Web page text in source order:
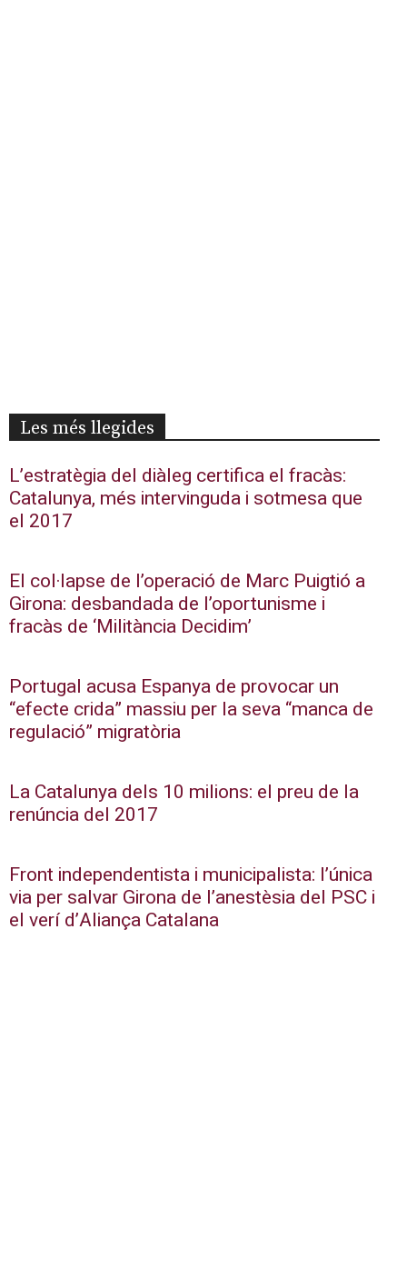
Les més llegides
L’estratègia del diàleg certifica el fracàs:
Catalunya, més intervinguda i sotmesa que
el 2017
El col·lapse de l’operació de Marc Puigtió a
Girona: desbandada de l’oportunisme i
fracàs de ‘Militància Decidim’
Portugal acusa Espanya de provocar un
“efecte crida” massiu per la seva “manca de
regulació” migratòria
La Catalunya dels 10 milions: el preu de la
renúncia del 2017
Front independentista i municipalista: l’única
via per salvar Girona de l’anestèsia del PSC i
el verí d’Aliança Catalana